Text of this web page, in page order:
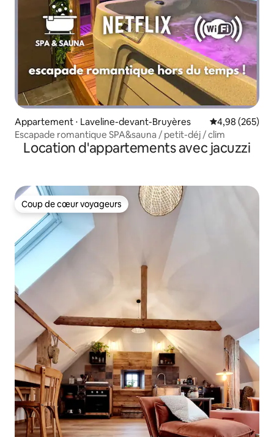
Appartement ⋅ Laveline-devant-Bruyères Évaluation
4,98 (265)
Escapade romantique SPA&sauna / petit-déj / clim
Location d'appartements avec jacuzzi
Coup de cœur voyageurs
Coup de cœur voyageurs